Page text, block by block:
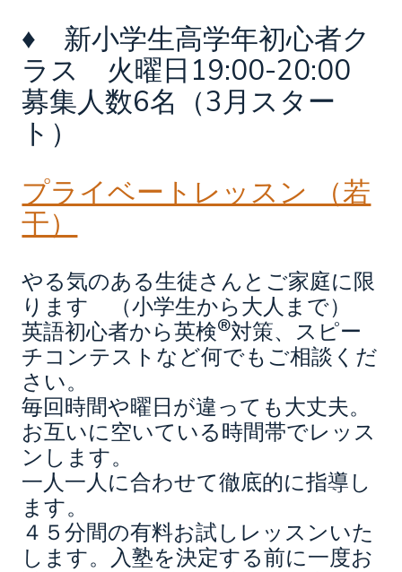
♦ 新小学生高学年初心者ク
ラス 火曜日19:00-20:00
募集人数6名（3月スター
ト）
プライベートレッスン （若
干）
やる気のある生徒さんとご家庭に限
ります （小学生から大人まで）
英語初心者から英検®対策、スピー
チコンテストなど何でもご相談くだ
さい。
毎回時間や曜日が違っても大丈夫。
お互いに空いている時間帯でレッス
ンします。
一人一人に合わせて徹底的に指導し
ます。
４５分間の有料お試しレッスンいた
します。入塾を決定する前に一度お